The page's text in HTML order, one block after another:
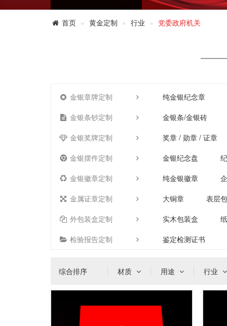
首页 黄金定制 行业 党委政府机关
金银章牌定制
纯金银纪念章
金银条钞定制
金银条/金银砖
金银奖牌定制
奖章 / 勋章 / 证章
金银摆件定制
金银纪念盘
金银徽章定制
纯金银徽章
金属证章定制
大铜章
表层
外包装盒定制
实木包装盒
检验报告定制
鉴定检测证书
综合排序 材质 用途 行业